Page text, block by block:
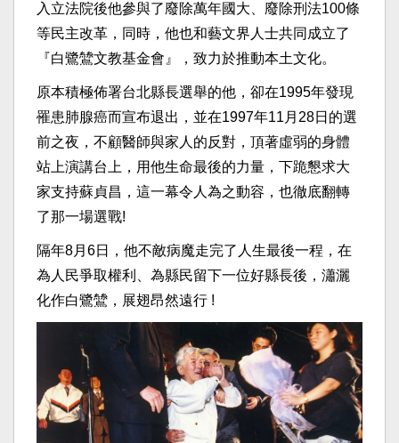
入立法院後他參與了廢除萬年國大、廢除刑法100條
等民主改革，同時，他也和藝文界人士共同成立了
『白鷺鷥文教基金會』，致力於推動本土文化。
原本積極佈署台北縣長選舉的他，卻在1995年發現
罹患肺腺癌而宣布退出，並在1997年11月28日的選
前之夜，不顧醫師與家人的反對，頂著虛弱的身體
站上演講台上，用他生命最後的力量，下跪懇求大
家支持蘇貞昌，這一幕令人為之動容，也徹底翻轉
了那一場選戰!
隔年8月6日，他不敵病魔走完了人生最後一程，在
為人民爭取權利、為縣民留下一位好縣長後，瀟灑
化作白鷺鷥，展翅昂然遠行 !